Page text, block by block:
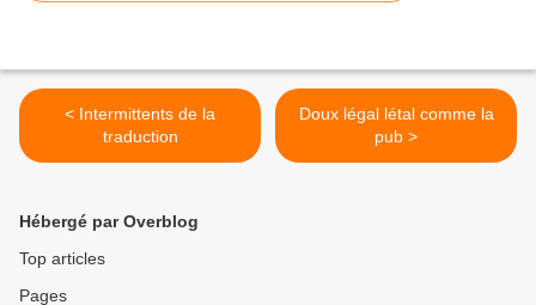
< Intermittents de la
traduction
Doux légal létal comme la
pub >
Hébergé par Overblog
Top articles
Pages